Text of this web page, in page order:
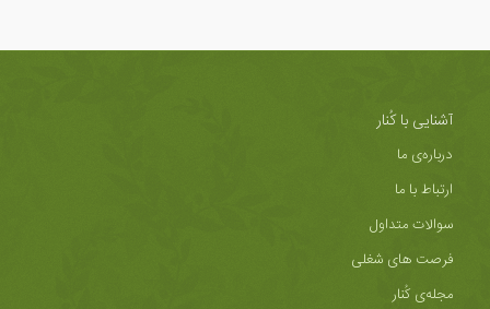
آشنایی با کُنار
درباره‌ی ما
ارتباط با ما
سوالات متداول
فرصت های شغلی
مجله‌ی کُنار